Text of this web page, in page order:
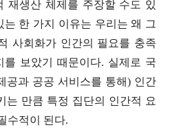
재생산 체제를 주장할 수도 있
는 한 가지 이유는 우리는 왜 그
사회화가 인간의 필요를 충족
를 보았기 때문이다. 실제로 국
공과 공공 서비스를 통해) 인간
는 만큼 특정 집단의 인간적 요
수적이 된다.